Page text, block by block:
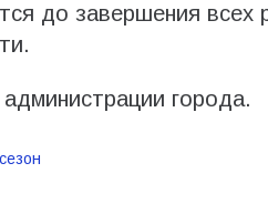
до завершения всех
города.